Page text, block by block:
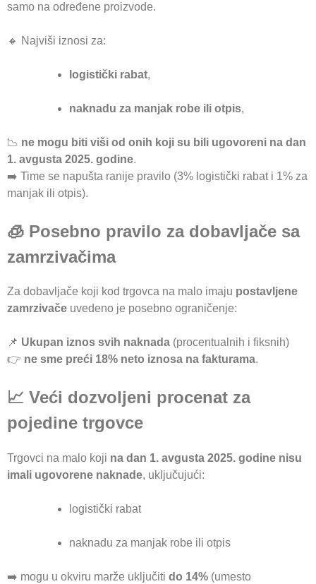
samo na određene proizvode.
🔸 Najviši iznosi za:
logistički rabat,
naknadu za manjak robe ili otpis,
📉 ne mogu biti viši od onih koji su bili ugovoreni na dan
1. avgusta 2025. godine.
➡️ Time se napušta ranije pravilo (3% logistički rabat i 1% za
manjak ili otpis).
🧊 Posebno pravilo za dobavljače sa
zamrzivačima
Za dobavljače koji kod trgovca na malo imaju postavljene
zamrzivače uvedeno je posebno ograničenje:
📌 Ukupan iznos svih naknada (procentualnih i fiksnih)
👉 ne sme preći 18% neto iznosa na fakturama.
📈 Veći dozvoljeni procenat za
pojedine trgovce
Trgovci na malo koji na dan 1. avgusta 2025. godine nisu
imali ugovorene naknade, uključujući:
logistički rabat
naknadu za manjak robe ili otpis
➡️ mogu u okviru marže uključiti do 14% (umesto